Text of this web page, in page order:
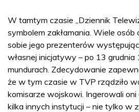
W tamtym czasie „Dziennik
symbolem zakłamania. Wiele osób
sobie jego prezenterów
własnej inicjatywy – po 13
mundurach. Zdecydowanie
że w tym czasie w TVP rządziło
komisarze wojskowi. Ingerowali
kilka innych instytucji – nie tylko w